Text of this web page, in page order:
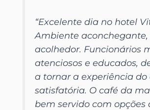
“Excelente dia no hotel
Ambiente aconchegante,
acolhedor. Funcionários
atenciosos e educados,
a tornar a experiência do
satisfatória. O café da
bem servido com opções